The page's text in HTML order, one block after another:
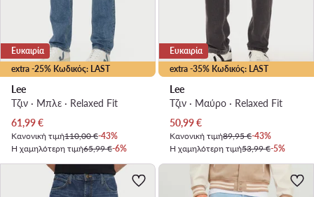
extra -25% Κωδικός: LAST
Ευκαιρία
Lee
Τζιν · Μπλε · Relaxed Fit
Τρέχουσα τιμή
61,99€
Κανονική τιμή110,00 €-43%
Η χαμηλότερη τιμή65,99 €-6%
extra -35% Κωδικός: LAST
Ευκαιρία
Lee
Τζιν · Μαύρο · Relaxed Fit
Τρέχουσα τιμή
50,99€
Κανονική τιμή89,95 €-43%
Η χαμηλότερη τιμή53,99 €-5%